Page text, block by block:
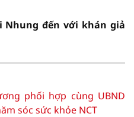
Nhung đến với khán giả
phối hợp cùng UBND
sóc sức khỏe NCT